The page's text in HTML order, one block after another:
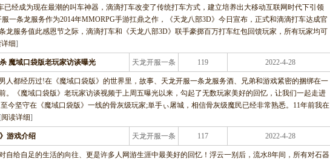
龙服务
已经成为现在最潮的叫车神器，滴滴打车改变了传统打车方式，建立培养出大移动互联网时代下引领
一条龙服务作为2014年MMORPG手游扛鼎之作，《天龙八部3D》今日宣布，正式和滴滴打车达成官
龙服务值此感恩节之际，滴滴打车和《天龙八部3D》联手豪掷百万打车红包回馈玩家，所有玩家均可
细]
魔域口袋版老玩家访谈曝光 天龙开服一条
龙服务
119 2022-4-28
人都经历过!在《魔域口袋版》的世界里，故事、天龙开服一条龙服务酒、兄弟和游戏紧密的捆绑在一
。《魔域口袋版》老玩家访谈视频于上周五曝光以来，勾起了无数玩家美好的回忆，让我们一起走进
今坚守在《魔域口袋版》一线的骨灰级玩家;単手ぃ屠城，相信骨灰级魔民已经非常熟悉。11年前我在
[阅读详细]
游戏介绍 天龙开服一条
龙服务
117 2022-4-28
自给自足的生活的向往、更是许多人网游生涯中最美好的回忆！浮云一别后，流水8年间，所有对石器